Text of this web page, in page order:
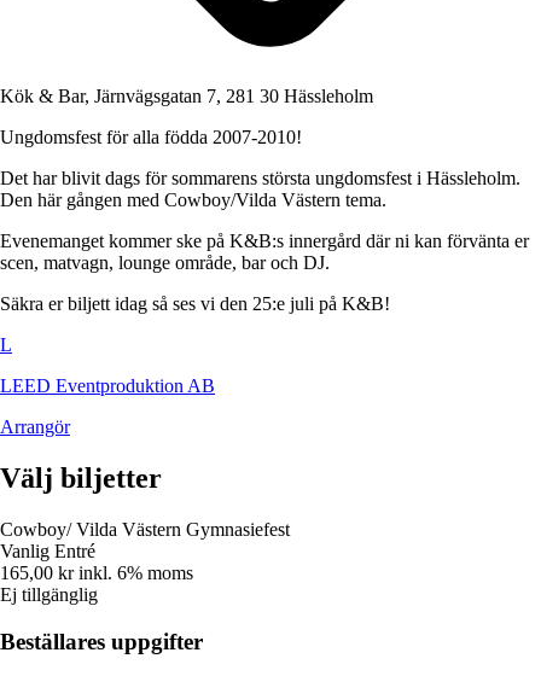
Kök & Bar, Järnvägsgatan 7, 281 30 Hässleholm
Ungdomsfest för alla födda 2007-2010!
Det har blivit dags för sommarens största ungdomsfest i Hässleholm.
Den här gången med Cowboy/Vilda Västern tema.
Evenemanget kommer ske på K&B:s innergård där ni kan förvänta er
scen, matvagn, lounge område, bar och DJ.
Säkra er biljett idag så ses vi den 25:e juli på K&B!
L
LEED Eventproduktion AB
Arrangör
Välj biljetter
Cowboy/ Vilda Västern Gymnasiefest
Vanlig Entré
165,00 krinkl. 6% moms
Ej tillgänglig
Beställares uppgifter